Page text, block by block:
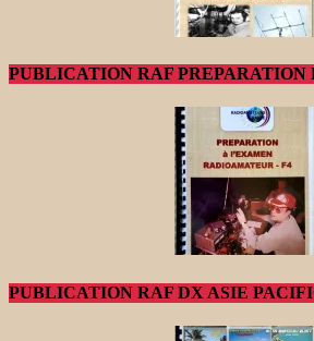
PUBLICATION RAF PREPARATION
PUBLICATION RAF DX ASIE